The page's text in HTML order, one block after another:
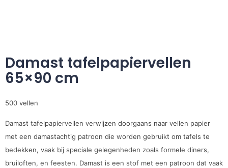
Damast tafelpapiervellen
65×90 cm
500 vellen
Damast tafelpapiervellen verwijzen doorgaans naar vellen papier
met een damastachtig patroon die worden gebruikt om tafels te
bedekken, vaak bij speciale gelegenheden zoals formele diners,
bruiloften, en feesten. Damast is een stof met een patroon dat vaak